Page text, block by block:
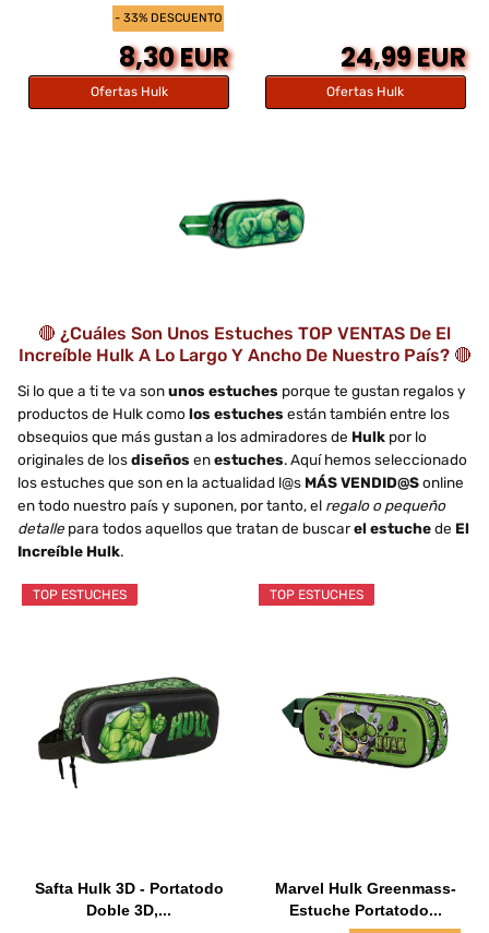
- 33% DESCUENTO
8,30 EUR
Ofertas Hulk
24,99 EUR
Ofertas Hulk
🔴 ¿Cuáles Son Unos Estuches TOP VENTAS De El
Increíble Hulk A Lo Largo Y Ancho De Nuestro País? 🔴
Si lo que a ti te va sonunos estuches porque te gustan regalos y
productos de Hulk comolos estuches están también entre los
obsequios que más gustan a los admiradores de Hulk por lo
originales de losdiseños enestuches. Aquí hemos seleccionado
los estuches que son en la actualidad l@s MÁS VENDID@Sonline
en todo nuestro país y suponen, por tanto, el regalo o pequeño
detalle para todos aquellos que tratan de buscarel estuchede El
Increíble Hulk.
TOP ESTUCHES
Safta Hulk 3D - Portatodo
Doble 3D,...
TOP ESTUCHES
Marvel Hulk Greenmass-
Estuche Portatodo...